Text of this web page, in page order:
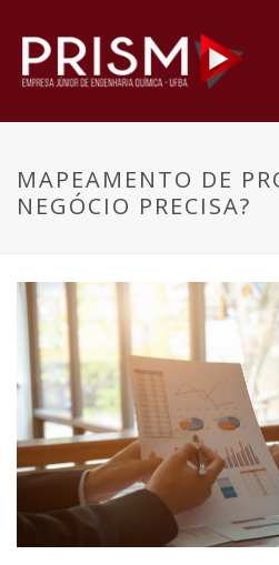
MAPEAMENTO DE
NEGÓCIO PRECISA?